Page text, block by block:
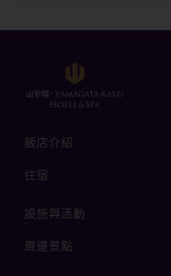
飯店介紹
住宿
設施與活動
周邊景點